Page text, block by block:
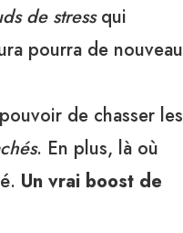
de stressqui
pourra de nouveau
de chasser les
. En plus, là où
Un vrai boost de